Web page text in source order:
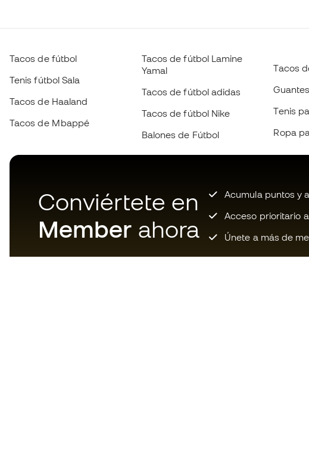
Tacos de fútbol
Tenis fútbol Sala
Tacos de Haaland
Tacos de Mbappé
Tacos de fútbol Lamine
Yamal
Tacos de fútbol adidas
Tacos de fútbol Nike
Balones de Fútbol
Tacos
Tenis
Ropa
Conviértete en
Member ahora
Acumula puntos y
Acceso prioritario
Únete a más de